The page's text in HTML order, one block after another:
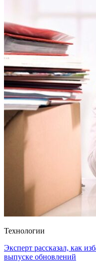
Технологии
Эксперт рассказал, как
выпуске обновлений